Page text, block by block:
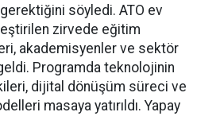
söyledi. ATO ev
zirvede eğitim
akademisyenler ve sektör
Programda teknolojinin
dijital dönüşüm süreci ve
masaya yatırıldı. Yapay